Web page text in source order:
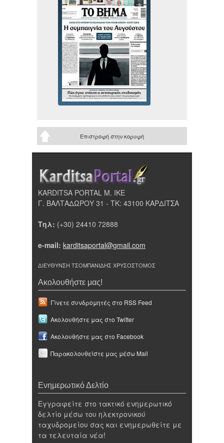
Επιστροφή στην κορυφή
KARDITSA PORTAL Μ. ΙΚΕ
Γ. ΒΑΛΤΑΔΩΡΟΥ 31 - ΤΚ: 43100 ΚΑΡΔΙΤΣΑ
Τηλ: (+30) 24410 72888
e-mail: karditsaportal@gmail.com
ΔΙΕΥΘΥΝΣΗ ΤΣΟΜΠΑΝΙΔΗΣ ΧΡΥΣΟΣΤΟΜΟΣ
Ακολουθήστε μας!
Γίνετε συνδρομητές στο RSS Feed
Ακολουθήστε μας στο Twitter
Ακολουθήστε μας στο Facebook
Παρακολουθείστε μας μέσω Mail
Ενημερωτικό Δελτίο
Εγγραφείτε στο τακτικό ενημερωτικό
δελτίο μέσω του ηλεκτρονικού
ταχυδρομείου σας και ενημερωθείτε με
τα τελευταία νέα!